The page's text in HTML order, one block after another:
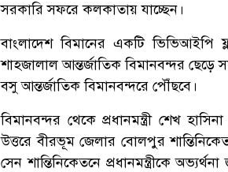
সরকারি সফরে কলকাতায় যাচ্ছেন।
বাংলাদেশ বিমানের একটি ভিভিআইপি
শাহজালাল আন্তর্জাতিক বিমানবন্দর ছেড়ে
বসু আন্তর্জাতিক বিমানবন্দরে পৌঁছবে।
বিমানবন্দর থেকে প্রধানমন্ত্রী শেখ
উত্তরে বীরভূম জেলার বোলপুর
সেন শান্তিনিকেতনে প্রধানমন্ত্রীকে